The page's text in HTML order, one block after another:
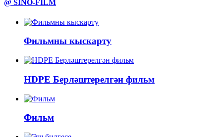
@ SINO-FILM
Фильмны кыскарту
HDPE Берләштерелгән фильм
Фильм